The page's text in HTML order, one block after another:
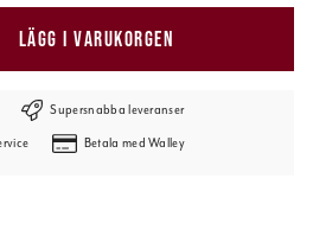
LÄGG I VARUKORGEN
Supersnabba leveranser
Betala med Walley